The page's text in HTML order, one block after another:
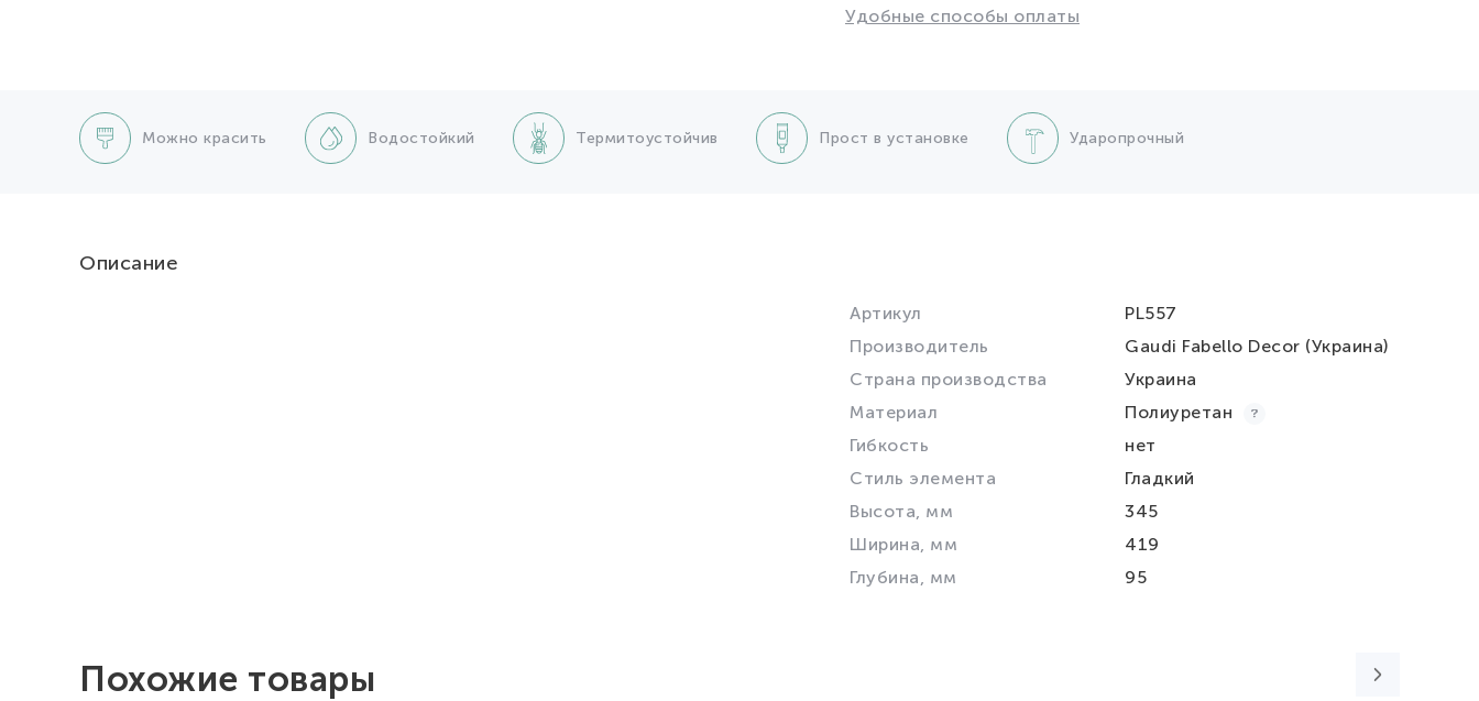
Удобные способы оплаты
Можно красить Водостойкий Термитоустойчив Прост в установке Ударопрочный
Описание
Артикул
PL557
Производитель
Gaudi Fabello Decor (Украина)
Страна производства
Украина
Материал
Полиуретан
Гибкость
нет
Стиль элемента
Гладкий
Высота, мм
345
Ширина, мм
419
Глубина, мм
95
Похожие товары